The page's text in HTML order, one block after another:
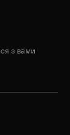
з вами